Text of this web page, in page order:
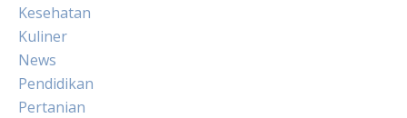
Kesehatan
Kuliner
News
Pendidikan
Pertanian